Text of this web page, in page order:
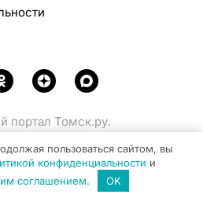
портал Томск.ру.
развития, связи и массовых
Федерации.
пользоваться сайтом, вы
конфиденциальности и
соглашением. OK